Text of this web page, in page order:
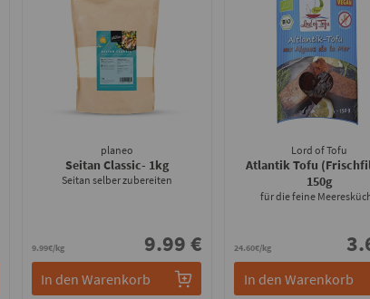
planeo
Seitan Classic- 1kg
Seitan selber zubereiten
9.99€/kg 9.99 €
In den Warenkorb
Lord of Tofu
Atlantik Tofu
150g
für die feine
24.60€/kg
In den Warenkorb